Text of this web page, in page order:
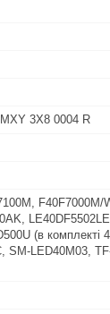
3X8 0004 R
F40F7000M/
(в комплекті
SM-LED40M03,